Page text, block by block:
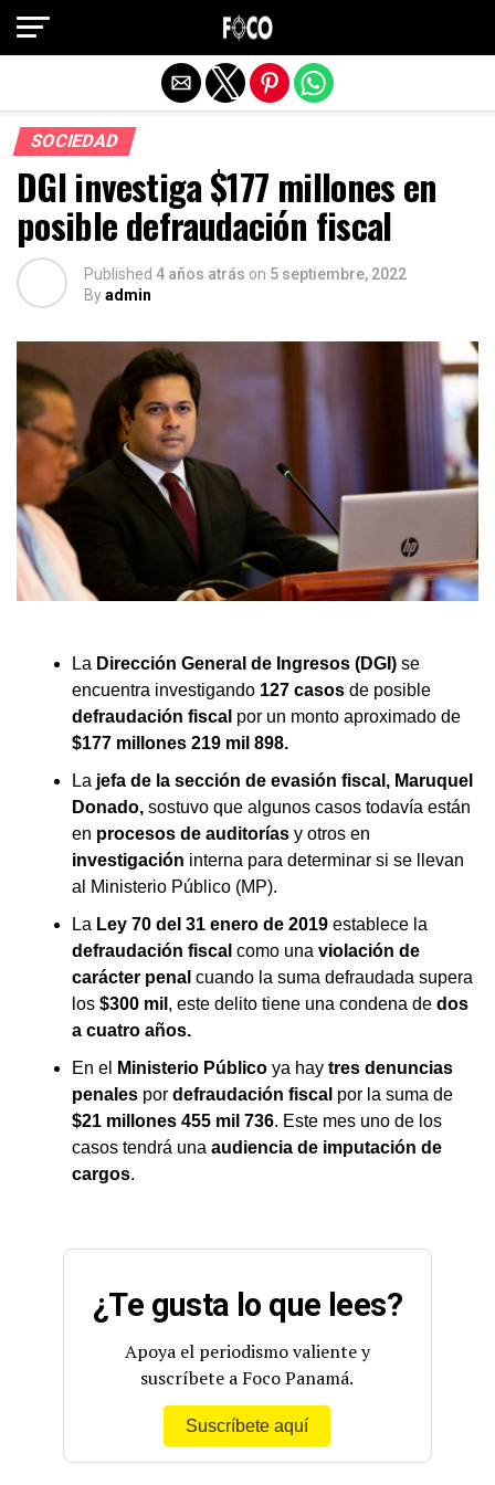
SOCIEDAD
DGI investiga $177 millones en
posible defraudación fiscal
Published 4 años atrás on 5 septiembre, 2022
Byadmin
La Dirección General de Ingresos (DGI) se
encuentra investigando 127 casos de posible
defraudación fiscal por un monto aproximado de
$177 millones 219 mil 898.
La jefa de la sección de evasión fiscal, Maruquel
Donado, sostuvo que algunos casos todavía están
en procesos de auditorías y otros en
investigación interna para determinar si se llevan
al Ministerio Público (MP).
La Ley 70 del 31 enero de 2019 establece la
defraudación fiscal como una violación de
carácter penal cuando la suma defraudada supera
los $300 mil , este delito tiene una condena de dos
a cuatro años.
En el
Ministerio Público ya hay tres denuncias
penales por defraudación fiscal por la suma de
$21 millones 455 mil 736. Este mes uno de los
casos tendrá una audiencia de imputación de
cargos.
¿Te gusta lo que lees?
Apoya el periodismo valiente y
suscríbete a Foco Panamá.
Suscríbete aquí
Salir de la versión móvil